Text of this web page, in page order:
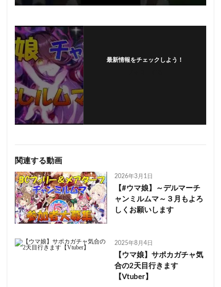
最新情報をチェックしよう！
関連する動画
2026年3月1日
【#ウマ娘】～デルマーチ
ャンミルムマ～３月もよろ
しくお願いします
2025年8月4日
【ウマ娘】サポカガチャ気
合の2天目行きます
【Vtuber】